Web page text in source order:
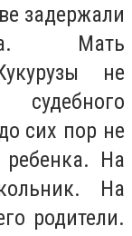
задержали
Мать
не
сих пор не
На
На
родители.